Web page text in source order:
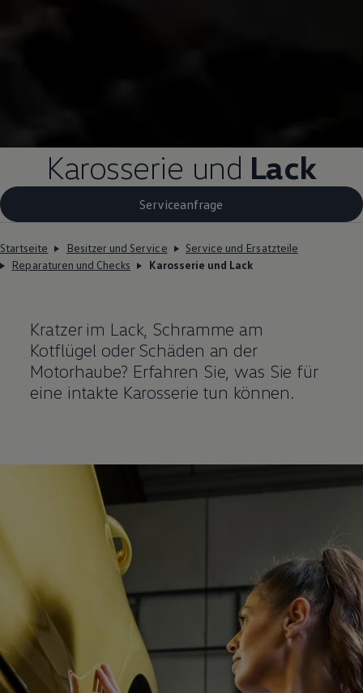
Karosserie und Lack
Serviceanfrage
Startseite Besitzer und Service
Service und Ersatzteile
Reparaturen und Checks
Karosserie und Lack
Kratzer im Lack, Schramme am
Kotflügel oder Schäden an der
Motorhaube? Erfahren Sie, was Sie für
eine intakte Karosserie tun können.